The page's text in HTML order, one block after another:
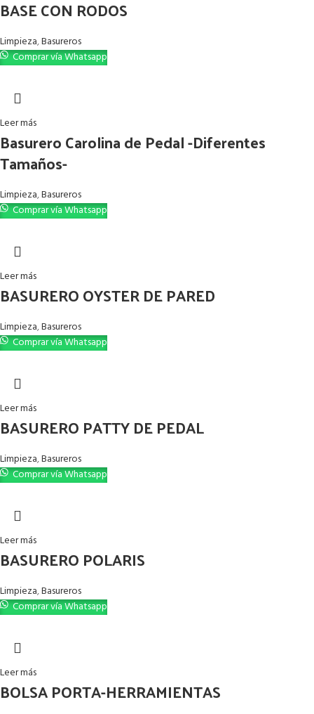
BASE CON RODOS
Limpieza,Basureros
Comprar vía Whatsapp
Leer más
Basurero Carolina de Pedal -Diferentes
Tamaños-
Limpieza,Basureros
Comprar vía Whatsapp
Leer más
BASURERO OYSTER DE PARED
Limpieza,Basureros
Comprar vía Whatsapp
Leer más
BASURERO PATTY DE PEDAL
Limpieza,Basureros
Comprar vía Whatsapp
Leer más
BASURERO POLARIS
Limpieza,Basureros
Comprar vía Whatsapp
Leer más
BOLSA PORTA-HERRAMIENTAS